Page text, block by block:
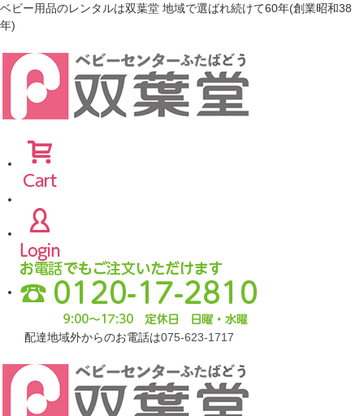
ベビー用品のレンタルは双葉堂 地域で選ばれ続けて60年(創業昭和38
年)
配達地域外からのお電話は075-623-1717